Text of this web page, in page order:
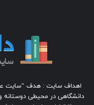
اهداف سایت : هدف “سایت
دانشگاهی در محیطی دوستانه